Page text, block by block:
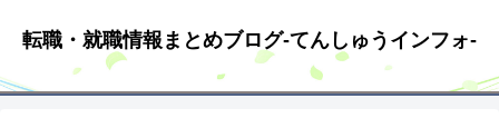
転職・就職情報まとめブログ-てんしゅうインフォ-